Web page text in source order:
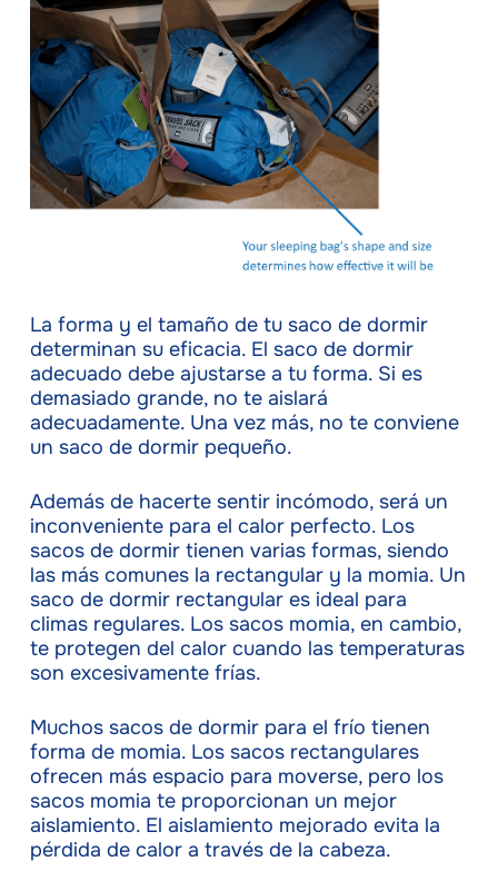
La forma y el tamaño de tu saco de dormir
determinan su eficacia. El saco de dormir
adecuado debe ajustarse a tu forma. Si es
demasiado grande, no te aislará
adecuadamente. Una vez más, no te conviene
un saco de dormir pequeño.
Además de hacerte sentir incómodo, será un
inconveniente para el calor perfecto. Los
sacos de dormir tienen varias formas, siendo
las más comunes la rectangular y la momia. Un
saco de dormir rectangular es ideal para
climas regulares. Los sacos momia, en cambio,
te protegen del calor cuando las temperaturas
son excesivamente frías.
Muchos sacos de dormir para el frío tienen
forma de momia. Los sacos rectangulares
ofrecen más espacio para moverse, pero los
sacos momia te proporcionan un mejor
aislamiento. El aislamiento mejorado evita la
pérdida de calor a través de la cabeza.